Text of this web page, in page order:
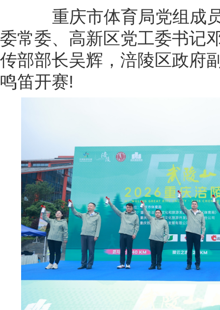
重庆市体育局党组成员
委常委、高新区党工委书记
传部部长吴辉，涪陵区政府
鸣笛开赛!